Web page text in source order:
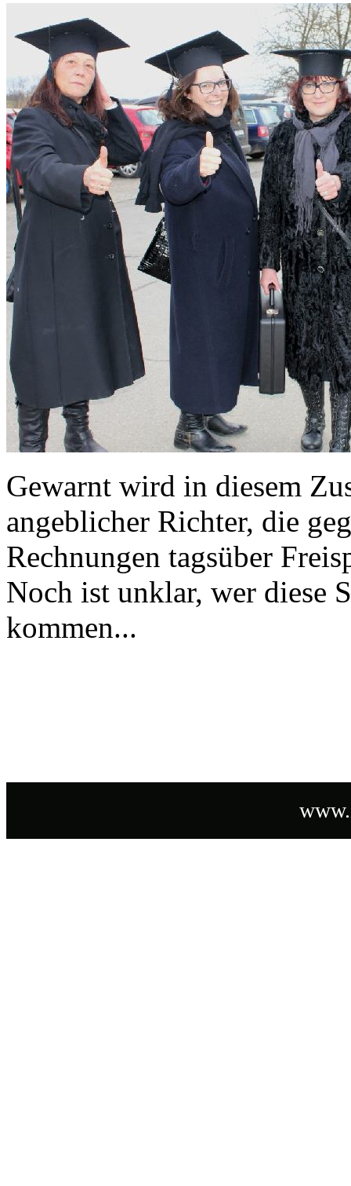
Gewarnt wird in diesem
angeblicher Richter, die
Rechnungen tagsüber
Noch ist unklar, wer diese
kommen...